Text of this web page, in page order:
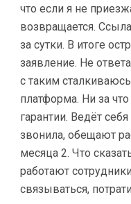
что если я не
возвращается.
за сутки. В итоге
заявление. Не
с таким
платформа. Ни за
гарантии. Ведёт
звонила, обещают
месяца 2. Что
работают
связываться,